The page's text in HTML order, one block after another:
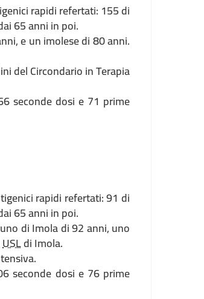
rapidi refertati: 155 di
65 anni in poi.
e un imolese di 80 anni.
del Circondario in Terapia
seconde dosi e 71 prime
rapidi refertati: 91 di
65 anni in poi.
di Imola di 92 anni, uno
USLdi Imola.
seconde dosi e 76 prime